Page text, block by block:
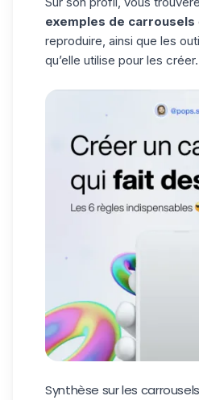
exemples de carrousels
reproduire, ainsi que les
qu’elle utilise pour les
Synthèse sur les